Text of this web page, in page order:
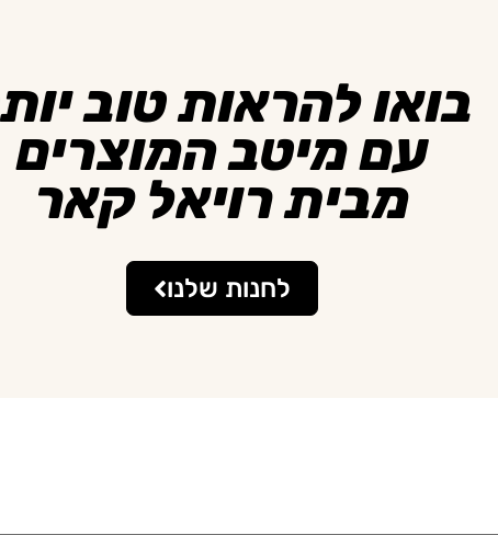
בואו להראות טוב
עם מיטב המוצרים
מבית רויאל קאר
לחנות שלנו